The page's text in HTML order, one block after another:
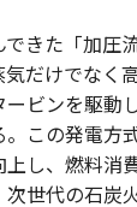
きた「加圧
だけでなく
ビンを駆動
この発電方
し、燃料消
世代の石炭